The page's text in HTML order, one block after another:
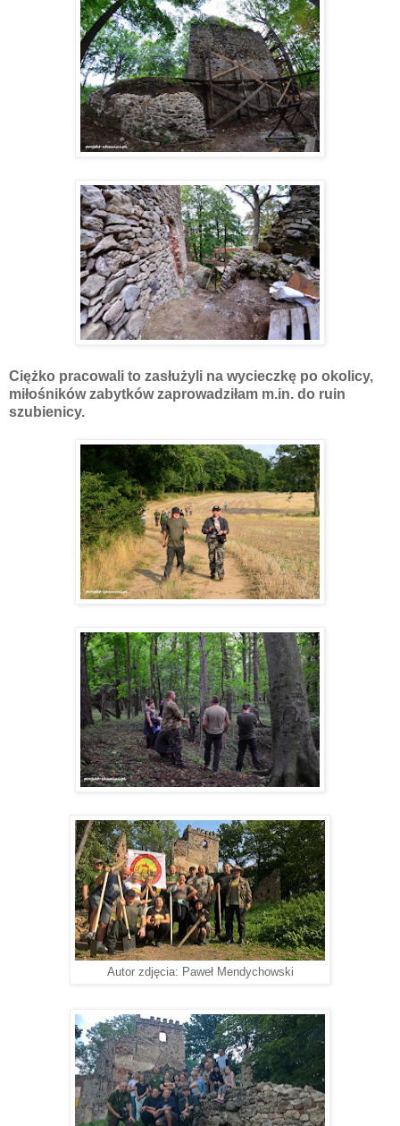
Ciężko pracowali to zasłużyli na wycieczkę po okolicy,
miłośników zabytków zaprowadziłam m.in. do ruin
szubienicy.
Autor zdjęcia: Paweł Mendychowski